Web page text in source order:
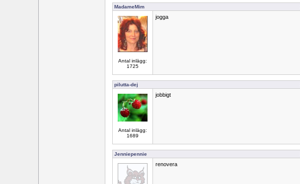
MadameMim
Antal inlägg:
1725
jogga
pilutta-dej
Antal inlägg:
1689
jobbigt
Jenniepennie
renovera